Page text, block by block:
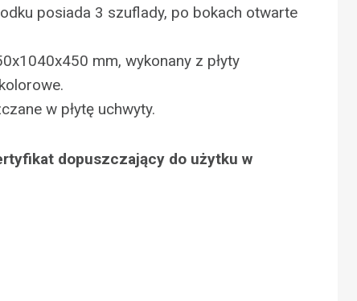
posiada 3 szuflady, po bokach otwarte
mm, wykonany z płyty
w płytę uchwyty.
dopuszczający do użytku w